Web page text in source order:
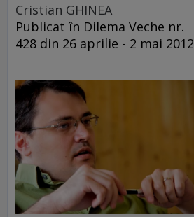
Cristian GHINEA
Publicat în Dilema Veche nr.
428 din 26 aprilie - 2 mai 2012